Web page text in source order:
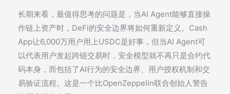
长期来看，最值得思考的问题是，当AI Agent能够直接操
作链上资产时，DeFi的安全边界将如何重新定义。Cash
App让6,000万用户用上USDC是好事，但当AI Agent可
以代表用户发起跨链交易时，安全模型就不再只是合约代
码本身，而包括了AI行为的安全边界、用户授权机制和交
易验证流程。这是一个比OpenZeppelin联合创始人警告